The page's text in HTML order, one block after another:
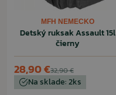
MFH NEMECKO
Detský ruksak Assault 15l
čierny
32,90 €
28,90 €
Na sklade: 2ks